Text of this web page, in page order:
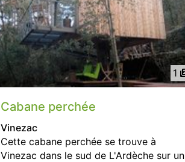
1
Cabane perchée
Vinezac
Cette cabane perchée se trouve à
Vinezac dans le sud de L'Ardèche sur un